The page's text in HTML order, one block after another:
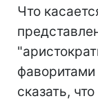
Что
сказать,